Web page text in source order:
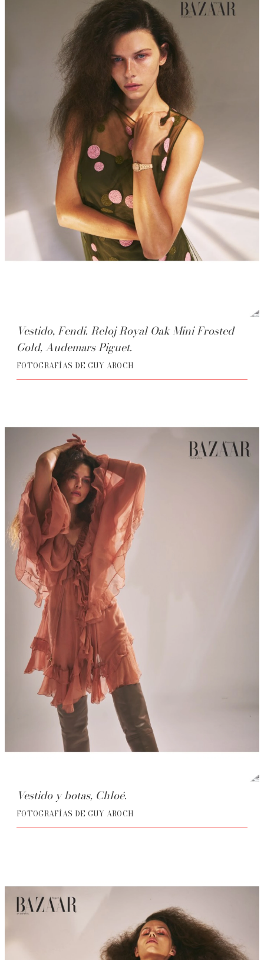
Vestido, Fendi. Reloj Royal Oak Mini Frosted
Gold, Audemars Piguet.
FOTOGRAFÍAS DE GUY AROCH
Vestido y botas, Chloé.
FOTOGRAFÍAS DE GUY AROCH